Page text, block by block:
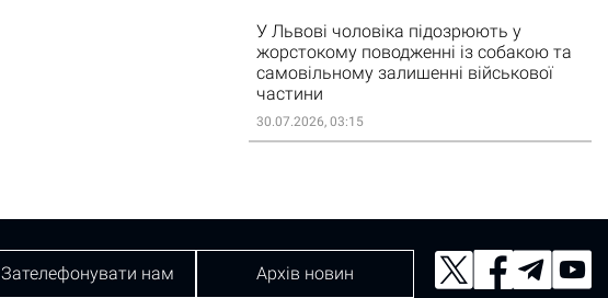
У Львові чоловіка підозрюють у
жорстокому поводженні із собакою та
самовільному залишенні військової
частини
30.07.2026, 03:15
Зателефонувати нам Архів новин